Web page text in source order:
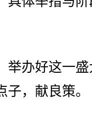
办好这一盛
，献良策。